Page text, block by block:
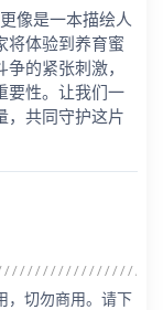
像是一本描绘人
将体验到养育蜜
的紧张刺激，
要性。让我们一
，共同守护这片
，切勿商用。请下